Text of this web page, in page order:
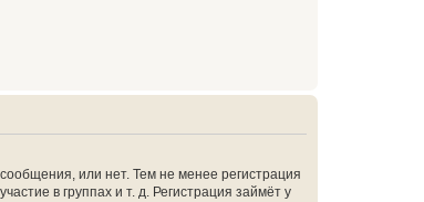
или нет. Тем не менее регистрация
в группах и т. д. Регистрация займёт у